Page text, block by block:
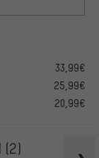
33,99€
25,99€
20,99€
(2)